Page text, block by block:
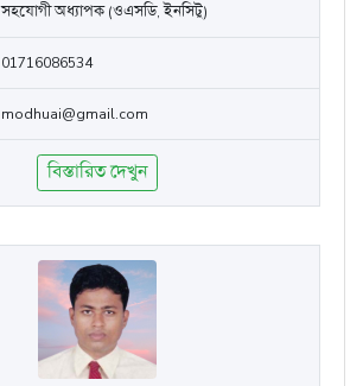
সহযোগী অধ্যাপক (ওএসডি, ইনসিটু)
01716086534
modhuai@gmail.com
বিস্তারিত দেখুন